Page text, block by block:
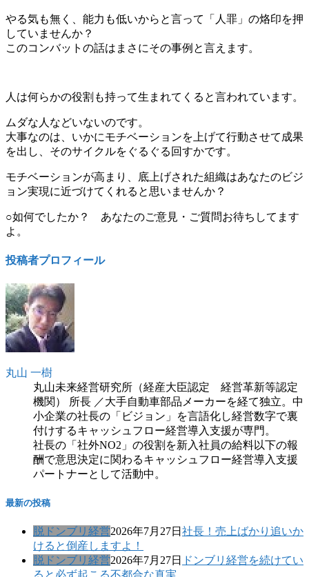
やる気も無く、能力も低いからと言って「人罪」の烙印を押
していませんか？
このコンバットの話はまさにその事例と言えます。
人は何らかの役割も持って生まれてくると言われています。
ムダな人などいないのです。
大事なのは、いかにモチベーションを上げて行動させて成果
を出し、そのサイクルをぐるぐる回すかです。
モチベーションが高まり、底上げされた組織はあなたのビジ
ョン実現に近づけてくれると思いませんか？
○如何でしたか？ あなたのご意見・ご質問お待ちしてます
よ。
投稿者プロフィール
丸山 一樹
丸山未来経営研究所（経産大臣認定 経営革新等認定
機関） 所長 ／大手自動車部品メーカーを経て独立。中
小企業の社長の「ビジョン」を言語化し経営数字で裏
付けするキャッシュフロー経営導入支援が専門。
社長の「社外NO2」の役割を新入社員の給料以下の報
酬で意思決定に関わるキャッシュフロー経営導入支援
パートナーとして活動中。
最新の投稿
脱ドンブリ経営2026年7月27日 社長！売上ばかり追いか
けると倒産しますよ！
脱ドンブリ経営2026年7月27日 ドンブリ経営を続けてい
ると必ず起こる不都合な真実